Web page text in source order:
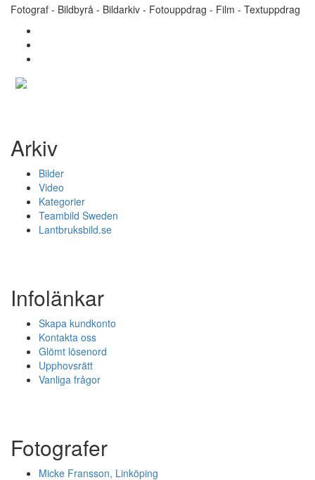
Fotograf - Bildbyrå - Bildarkiv - Fotouppdrag - Film - Textuppdrag
Arkiv
Bilder
Video
Kategorier
Teambild Sweden
Lantbruksbild.se
Infolänkar
Skapa kundkonto
Kontakta oss
Glömt lösenord
Upphovsrätt
Vanliga frågor
Fotografer
Micke Fransson, Linköping